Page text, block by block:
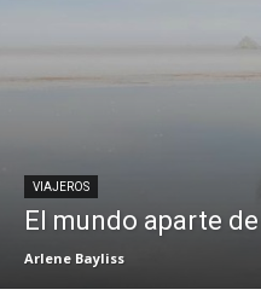
VIAJEROS
El mundo aparte
Arlene Bayliss